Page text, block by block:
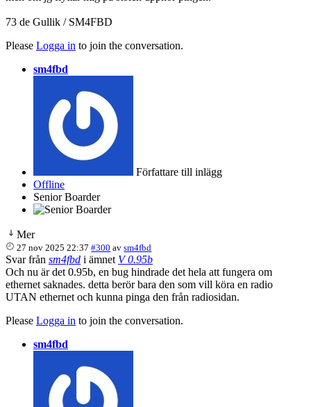
73 de Gullik / SM4FBD
Please Logga in to join the conversation.
sm4fbd
Författare till inlägg
Offline
Senior Boarder
Mer
27 nov 2025 22:37 #300 avsm4fbd
Svar från sm4fbd i ämnet V 0.95b
Och nu är det 0.95b, en bug hindrade det hela att fungera om
ethernet saknades. detta berör bara den som vill köra en radio
UTAN ethernet och kunna pinga den från radiosidan.
Please Logga in to join the conversation.
sm4fbd